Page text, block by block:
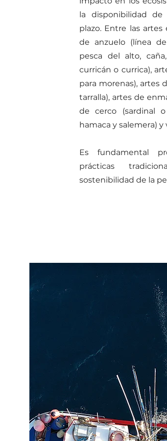
la disponibilidad de
plazo. Entre las artes
de anzuelo (línea
pesca del alto,
curricán o currica),
para morenas), artes
tarralla), artes de
de cerco (sardinal
hamaca y salemera) y
Es fundamental
prácticas
sostenibilidad de la